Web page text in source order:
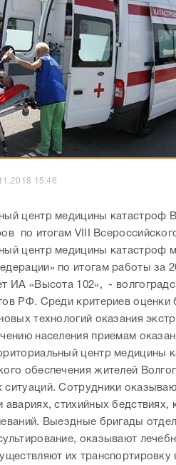
15:46
центр медицины катастроф
по итогам VIII
центр медицины катастроф
по итогам работы за
ИА «Высота 102», -
РФ. Среди критериев оценки
технологий оказания
населения приемам
центр медицины
обеспечения жителей
ситуаций. Сотрудники
авариях, стихийных
Выездные бригады
оказывают
их